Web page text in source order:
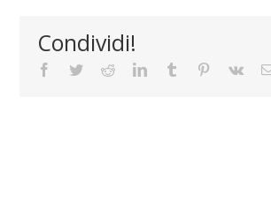
Condividi!
Facebook
TwitterRedditLinkedInTumblr Pinterest
Vk